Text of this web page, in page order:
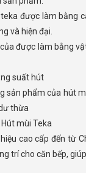
và hiện đại.
suất hút
thừa
Hút mùi Teka
trí cho căn bếp,